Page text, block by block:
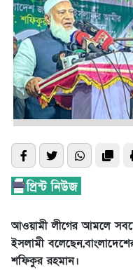
আওয়ামী লীগের আমলে
ইসলামী
শফিকুর রহমান।